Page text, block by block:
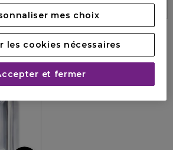
mes choix
les cookies nécessaires
et fermer